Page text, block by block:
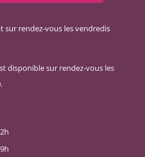
sur rendez-vous les vendredis
disponible sur rendez-vous les